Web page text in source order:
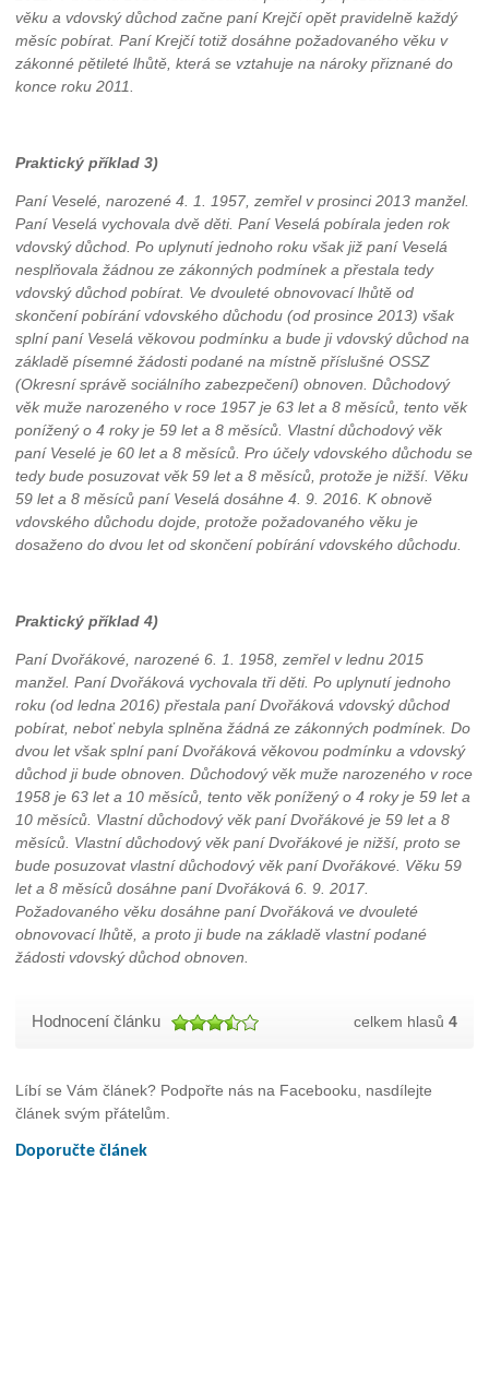
věku a vdovský důchod začne paní Krejčí opět pravidelně každý
měsíc pobírat. Paní Krejčí totiž dosáhne požadovaného věku v
zákonné pětileté lhůtě, která se vztahuje na nároky přiznané do
konce roku 2011.
Praktický příklad 3)
Paní Veselé, narozené 4. 1. 1957, zemřel v prosinci 2013 manžel.
Paní Veselá vychovala dvě děti. Paní Veselá pobírala jeden rok
vdovský důchod. Po uplynutí jednoho roku však již paní Veselá
nesplňovala žádnou ze zákonných podmínek a přestala tedy
vdovský důchod pobírat. Ve dvouleté obnovovací lhůtě od
skončení pobírání vdovského důchodu (od prosince 2013) však
splní paní Veselá věkovou podmínku a bude ji vdovský důchod na
základě písemné žádosti podané na místně příslušné OSSZ
(Okresní správě sociálního zabezpečení) obnoven. Důchodový
věk muže narozeného v roce 1957 je 63 let a 8 měsíců, tento věk
ponížený o 4 roky je 59 let a 8 měsíců. Vlastní důchodový věk
paní Veselé je 60 let a 8 měsíců. Pro účely vdovského důchodu se
tedy bude posuzovat věk 59 let a 8 měsíců, protože je nižší. Věku
59 let a 8 měsíců paní Veselá dosáhne 4. 9. 2016. K obnově
vdovského důchodu dojde, protože požadovaného věku je
dosaženo do dvou let od skončení pobírání vdovského důchodu.
Praktický příklad 4)
Paní Dvořákové, narozené 6. 1. 1958, zemřel v lednu 2015
manžel. Paní Dvořáková vychovala tři děti. Po uplynutí jednoho
roku (od ledna 2016) přestala paní Dvořáková vdovský důchod
pobírat, neboť nebyla splněna žádná ze zákonných podmínek. Do
dvou let však splní paní Dvořáková věkovou podmínku a vdovský
důchod ji bude obnoven. Důchodový věk muže narozeného v roce
1958 je 63 let a 10 měsíců, tento věk ponížený o 4 roky je 59 let a
10 měsíců. Vlastní důchodový věk paní Dvořákové je 59 let a 8
měsíců. Vlastní důchodový věk paní Dvořákové je nižší, proto se
bude posuzovat vlastní důchodový věk paní Dvořákové. Věku 59
let a 8 měsíců dosáhne paní Dvořáková 6. 9. 2017.
Požadovaného věku dosáhne paní Dvořáková ve dvouleté
obnovovací lhůtě, a proto ji bude na základě vlastní podané
žádosti vdovský důchod obnoven.
Hodnocení článku celkem hlasů 4
Líbí se Vám článek? Podpořte nás na Facebooku, nasdílejte
článek svým přátelům.
Doporučte článek